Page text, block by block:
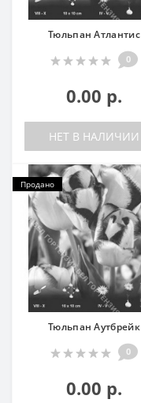
Тюльпан Атлантис
0
0.00 р.
НЕТ В НАЛИЧИИ
Продано
Тюльпан Аутбрейк
0
0.00 р.